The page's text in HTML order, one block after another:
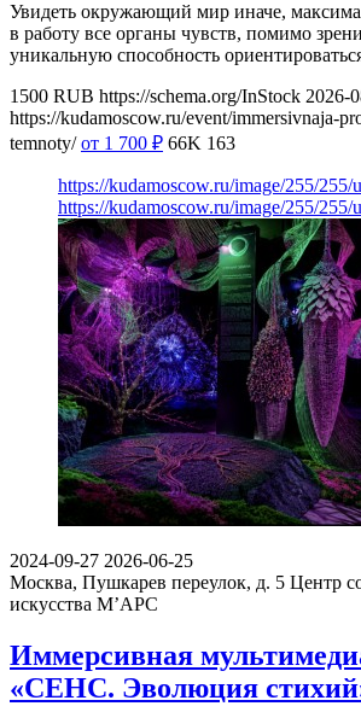
Увидеть окружающий мир иначе,
в работу все органы чувств, помимо
уникальную способность
1500 RUB https://schema.org/InStock 2026-
https://kudamoscow.ru/event/immersivnaja-
temnoty/ от 1 700 ₽ 66K 163
https://kudamoscow.ru/image/255/
https://kudamoscow.ru/image/255/
2024-09-27 2026-06-25
Москва, Пушкарев переулок, д. 5 Центр
искусства М’АРС
Иммерсивная
«СЕНС. Эволюция